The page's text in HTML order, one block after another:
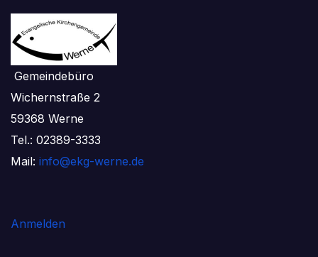
Gemeindebüro
Wichernstraße 2
59368 Werne
Tel.: 02389-3333
Mail: info@ekg-werne.de
Anmelden